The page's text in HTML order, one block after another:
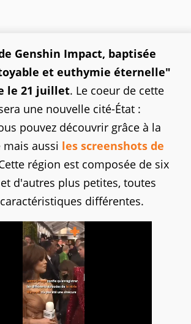
Genshin Impact, baptisée
et euthymie éternelle"
le 21 juillet. Le coeur de cette
une nouvelle cité-État :
pouvez découvrir grâce à la
aussi les screenshots de
région est composée de six
d'autres plus petites, toutes
différentes.